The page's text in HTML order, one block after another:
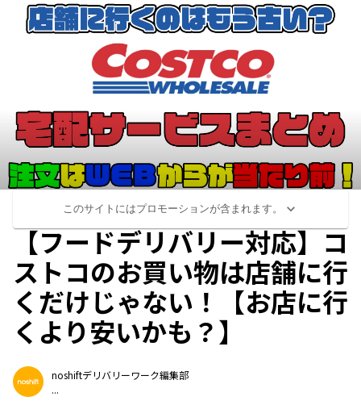
このサイトにはプロモーションが含まれます。
【フードデリバリー対応】コ
ストコのお買い物は店舗に行
くだけじゃない！【お店に行
くより安いかも？】
noshiftデリバリーワーク編集部
...